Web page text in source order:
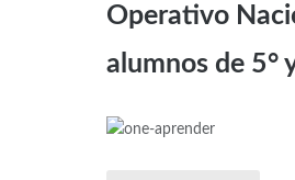
Operativo
alumnos de 5°